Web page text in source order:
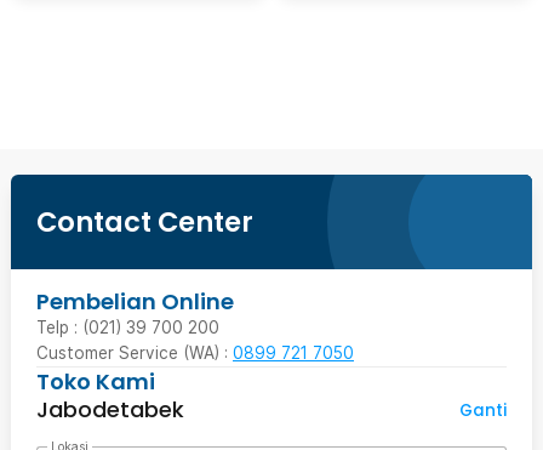
Contact Center
Pembelian Online
Telp : (021) 39 700 200
Customer Service (WA) : 0899 721 7050
Toko Kami
Jabodetabek
Ganti